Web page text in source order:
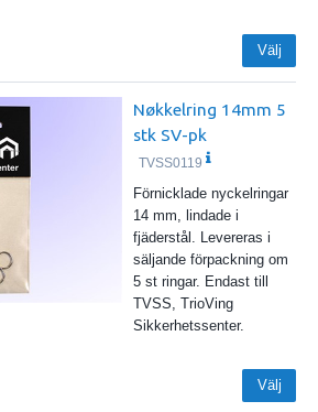
Välj
Nøkkelring 14mm 5
stk SV-pk
TVSS0119
Förnicklade nyckelringar
14 mm, lindade i
fjäderstål. Levereras i
säljande förpackning om
5 st ringar. Endast till
TVSS, TrioVing
Sikkerhetssenter.
Välj